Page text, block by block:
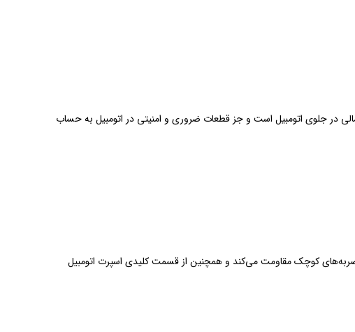
در جلوی اتومبیل است و جز قطعات ضروری و امنیتی در اتومبیل به حساب
کوچک مقاومت می‌کند و همچنین از قسمت کلیدی اسپرت اتومبیل